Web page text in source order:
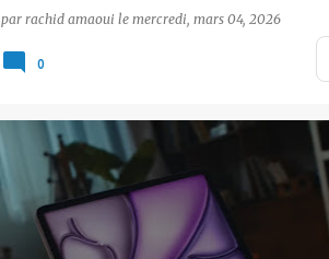
Apple a profité de sa semaine d'annonces
mars 2026 pour présenter deux nouveaux
par rachid amaoui le mercredi, mars 04, 2026
0
Actualité Apple